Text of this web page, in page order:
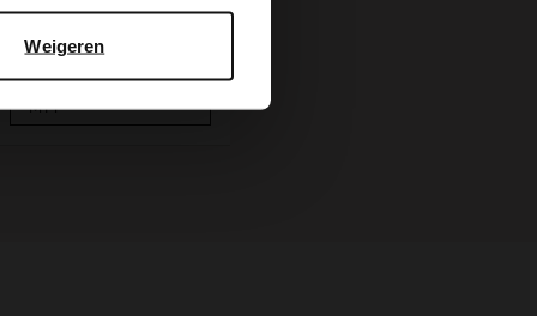
Weigeren
189.99
MIT